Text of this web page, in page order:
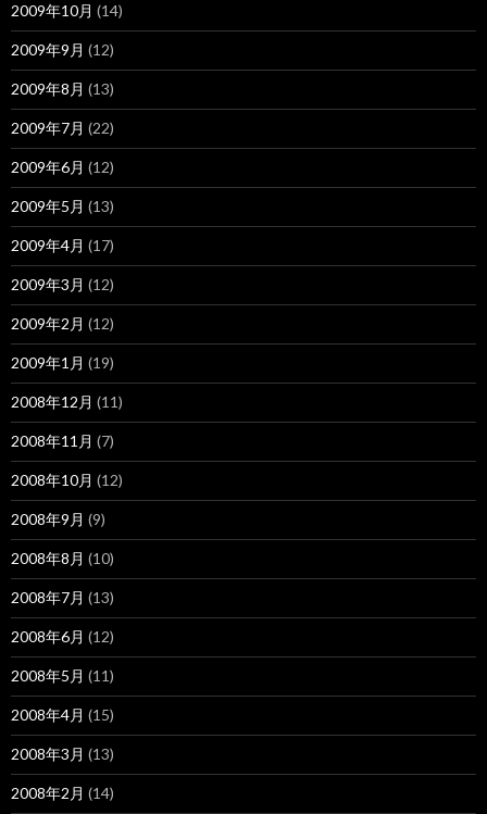
2009年10月 (14)
2009年9月 (12)
2009年8月 (13)
2009年7月 (22)
2009年6月 (12)
2009年5月 (13)
2009年4月 (17)
2009年3月 (12)
2009年2月 (12)
2009年1月 (19)
2008年12月 (11)
2008年11月 (7)
2008年10月 (12)
2008年9月 (9)
2008年8月 (10)
2008年7月 (13)
2008年6月 (12)
2008年5月 (11)
2008年4月 (15)
2008年3月 (13)
2008年2月 (14)